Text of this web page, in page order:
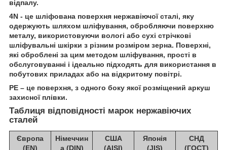
відпалу.
4N - це шліфована поверхня нержавіючої сталі, яку
одержують шляхом шліфування, обробляючи поверхню
металу, використовуючи вологі або сухі стрічкові
шліфувальні шкірки з різним розміром зерна. Поверхні,
які оброблені за цим методом шліфування, прості в
обслуговуванні і ідеально підходять для використання в
побутових приладах або на відкритому повітрі.
РЕ – це поверхня, з одного боку якої розміщений аркуш
захисної плівки.
Таблиця відповідності марок нержавіючих
сталей
Європа
(EN)
Німеччин
а (DIN)
США
(AISI)
Японія
(JIS)
СНД
(ГОСТ)